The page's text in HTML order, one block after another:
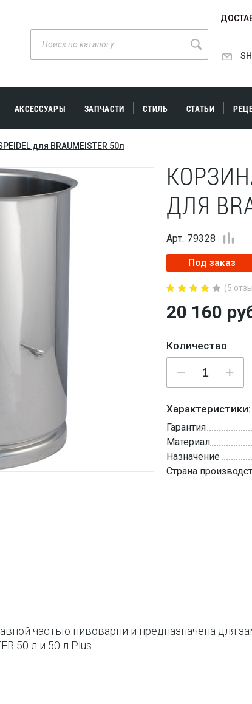
АКСЕССУАРЫ ЗАПЧАСТИ СТИЛЬ СТАТЬИ
для BRAUMEISTER 50л
ДЛЯ
Арт. 79328
Под заказ
(5
20 160
Количество
Характеристики:
Гарантия
Материал
Назначение
Страна
частью пивоварни и предназначена для
50 л и 50 л Plus.